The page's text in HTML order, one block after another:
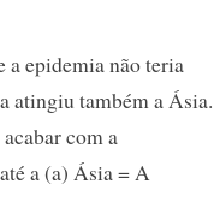
epidemia não teria
atingiu também a Ásia.
com a
a (a) Ásia = A